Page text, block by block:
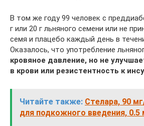
В том же году 99 человек с
г или 20 г льняного семени или не
семя и плацебо каждый день в
Оказалось, что употребление
кровяное давление, но не
в крови или резистентность к
Читайте также: Стелара, 90
для подкожного введения, 0.5